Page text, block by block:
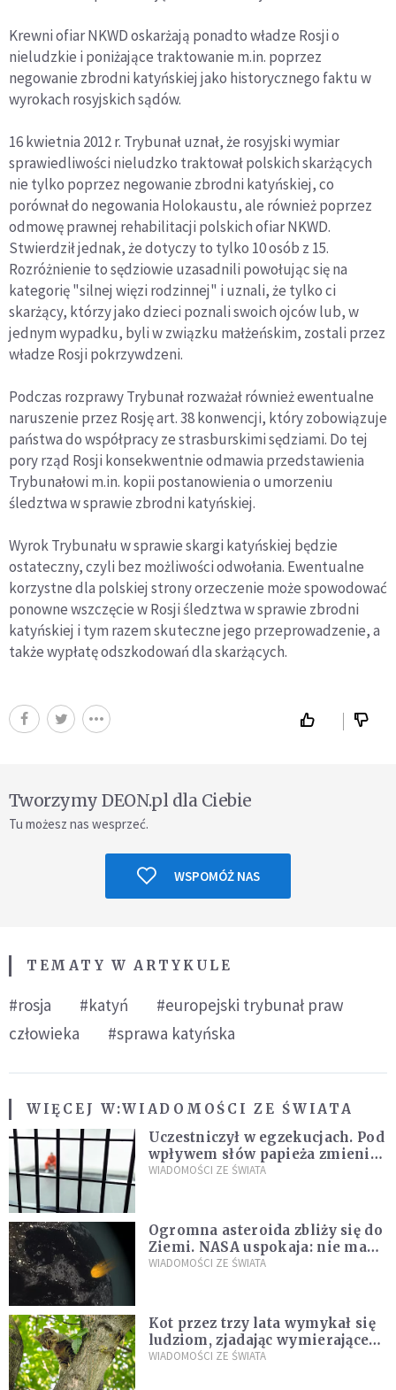
Krewni ofiar NKWD oskarżają ponadto władze Rosji o
nieludzkie i poniżające traktowanie m.in. poprzez
negowanie zbrodni katyńskiej jako historycznego faktu w
wyrokach rosyjskich sądów.
16 kwietnia 2012 r. Trybunał uznał, że rosyjski wymiar
sprawiedliwości nieludzko traktował polskich skarżących
nie tylko poprzez negowanie zbrodni katyńskiej, co
porównał do negowania Holokaustu, ale również poprzez
odmowę prawnej rehabilitacji polskich ofiar NKWD.
Stwierdził jednak, że dotyczy to tylko 10 osób z 15.
Rozróżnienie to sędziowie uzasadnili powołując się na
kategorię "silnej więzi rodzinnej" i uznali, że tylko ci
skarżący, którzy jako dzieci poznali swoich ojców lub, w
jednym wypadku, byli w związku małżeńskim, zostali przez
władze Rosji pokrzywdzeni.
Podczas rozprawy Trybunał rozważał również ewentualne
naruszenie przez Rosję art. 38 konwencji, który zobowiązuje
państwa do współpracy ze strasburskimi sędziami. Do tej
pory rząd Rosji konsekwentnie odmawia przedstawienia
Trybunałowi m.in. kopii postanowienia o umorzeniu
śledztwa w sprawie zbrodni katyńskiej.
Wyrok Trybunału w sprawie skargi katyńskiej będzie
ostateczny, czyli bez możliwości odwołania. Ewentualne
korzystne dla polskiej strony orzeczenie może spowodować
ponowne wszczęcie w Rosji śledztwa w sprawie zbrodni
katyńskiej i tym razem skuteczne jego przeprowadzenie, a
także wypłatę odszkodowań dla skarżących.
Tworzymy DEON.pl dla Ciebie
Tu możesz nas wesprzeć.
WSPOMÓŻ NAS
TEMATY W ARTYKULE
#rosja #katyń
#europejski trybunał praw
człowieka
#sprawa katyńska
WIĘCEJ W:WIADOMOŚCI ZE ŚWIATA
Uczestniczył w egzekucjach. Pod
wpływem słów papieża zmienił
zdanie
WIADOMOŚCI ZE ŚWIATA
Ogromna asteroida zbliży się do
Ziemi. NASA uspokaja: nie ma
zagrożenia
WIADOMOŚCI ZE ŚWIATA
Kot przez trzy lata wymykał się
ludziom, zjadając wymierające
kaczki. W końcu popełnił
WIADOMOŚCI ZE ŚWIATA